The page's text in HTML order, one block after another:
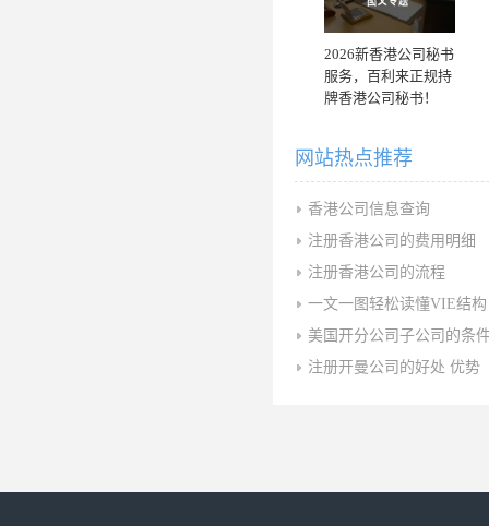
2026新香港公司秘书
服务，百利来正规持
牌香港公司秘书！
网站热点推荐
香港公司信息查询
注册香港公司的费用明细
注册香港公司的流程
一文一图轻松读懂VIE结
美国开分公司子公司的条
注册开曼公司的好处 优势